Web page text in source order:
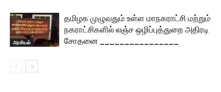
அரசியல்
தமிழக முழுவதும் உள்ள மாநகராட்சி மற்றும்
நகராட்சிகளில் லஞ்ச ஒழிப்புத்துறை அதிரடி
சோதனை ________________